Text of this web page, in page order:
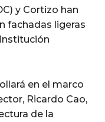
y Cortizo han
fachadas ligeras
en el marco
Ricardo Cao,
de la